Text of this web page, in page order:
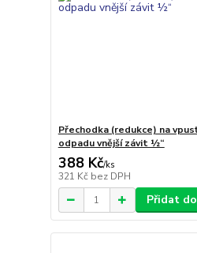
Přechodka (redukce) na
odpadu vnější závit ½“
388 Kč/ks
321 Kč bez DPH
Přidat